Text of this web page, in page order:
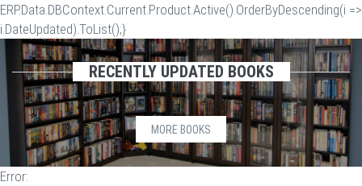
ERP.Data.DBContext.Current.Product.Active().OrderByDescending(i =>
i.DateUpdated).ToList();}
RECENTLY UPDATED BOOKS
MORE BOOKS
Error: